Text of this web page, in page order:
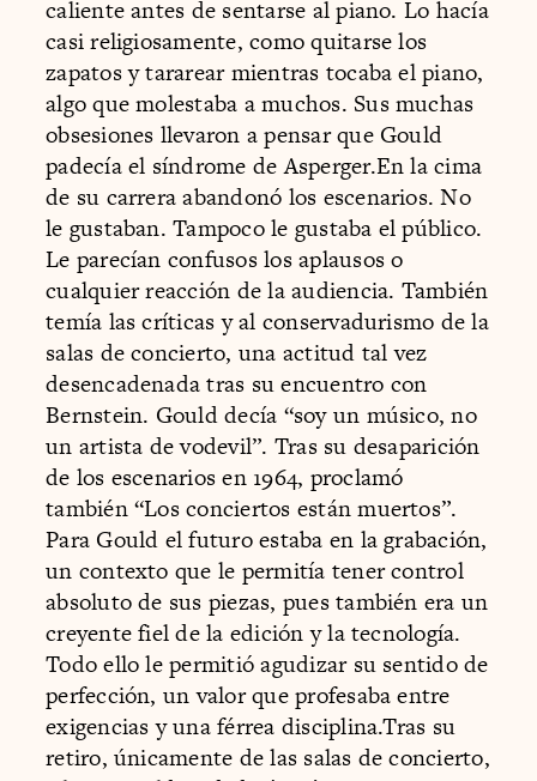
caliente antes de sentarse al piano. Lo hacía
casi religiosamente, como quitarse los
zapatos y tararear mientras tocaba el piano,
algo que molestaba a muchos. Sus muchas
obsesiones llevaron a pensar que Gould
padecía el síndrome de Asperger.En la cima
de su carrera abandonó los escenarios. No
le gustaban. Tampoco le gustaba el público.
Le parecían confusos los aplausos o
cualquier reacción de la audiencia. También
temía las críticas y al conservadurismo de la
salas de concierto, una actitud tal vez
desencadenada tras su encuentro con
Bernstein. Gould decía “soy un músico, no
un artista de vodevil”. Tras su desaparición
de los escenarios en 1964, proclamó
también “Los conciertos están muertos”.
Para Gould el futuro estaba en la grabación,
un contexto que le permitía tener control
absoluto de sus piezas, pues también era un
creyente fiel de la edición y la tecnología.
Todo ello le permitió agudizar su sentido de
perfección, un valor que profesaba entre
exigencias y una férrea disciplina.Tras su
retiro, únicamente de las salas de concierto,